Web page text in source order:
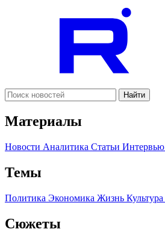
Найти
Материалы
Новости Аналитика Статьи Интервью
Темы
Политика Экономика Жизнь Культура
Сюжеты